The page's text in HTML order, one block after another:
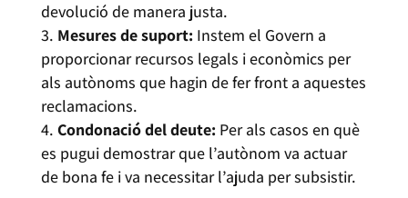
devolució de manera justa.
Mesures de suport: Instem el Govern a
proporcionar recursos legals i econòmics per
als autònoms que hagin de fer front a aquestes
reclamacions.
Condonació del deute: Per als casos en què
es pugui demostrar que l’autònom va actuar
de bona fe i va necessitar l’ajuda per subsistir.